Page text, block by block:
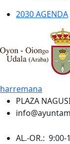
2030 AGENDA
harremana
PLAZA
AL.-OR.: 9:00-